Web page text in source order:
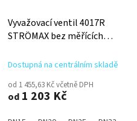
Vyvažovací ventil 4017R
STRÖMAX bez měřících
Dostupná na centrálním skladě
od 1 455,63 Kč včetně DPH
od 1 203 Kč